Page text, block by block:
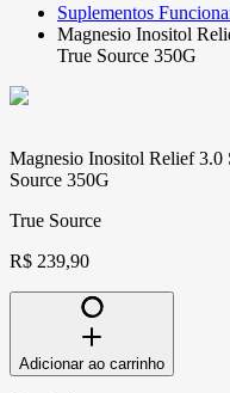
Suplementos
Magnesio Inositol
True Source 350G
Magnesio Inositol Relief 3.0
Source 350G
True Source
R$ 239,90
Adicionar ao carrinho